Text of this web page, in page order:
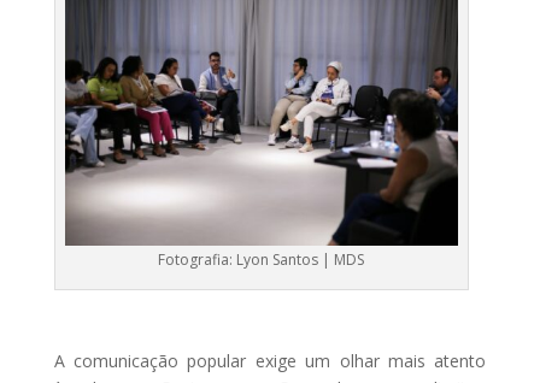
Fotografia: Lyon Santos | MDS
A comunicação popular exige um olhar mais atento